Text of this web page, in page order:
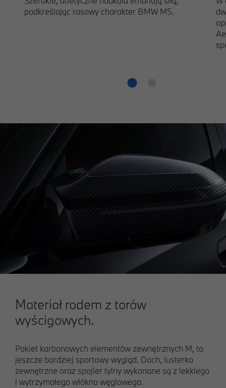
podkreślając rasowy charakter BMW M5.
Materiał rodem z torów
wyścigowych.
Pakiet karbonowych elementów zewnętrznych M, to
jeszcze bardziej sportowy wygląd. Dach, lusterka
zewnętrzne oraz spojler tylny wykonane są z lekkiego
i wytrzymałego włókna węglowego.